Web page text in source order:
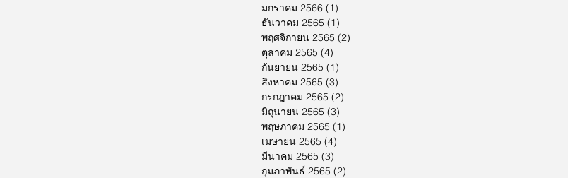
มกราคม 2566 (1)
ธันวาคม 2565 (1)
พฤศจิกายน 2565 (2)
ตุลาคม 2565 (4)
กันยายน 2565 (1)
สิงหาคม 2565 (3)
กรกฎาคม 2565 (2)
มิถุนายน 2565 (3)
พฤษภาคม 2565 (1)
เมษายน 2565 (4)
มีนาคม 2565 (3)
กุมภาพันธ์ 2565 (2)